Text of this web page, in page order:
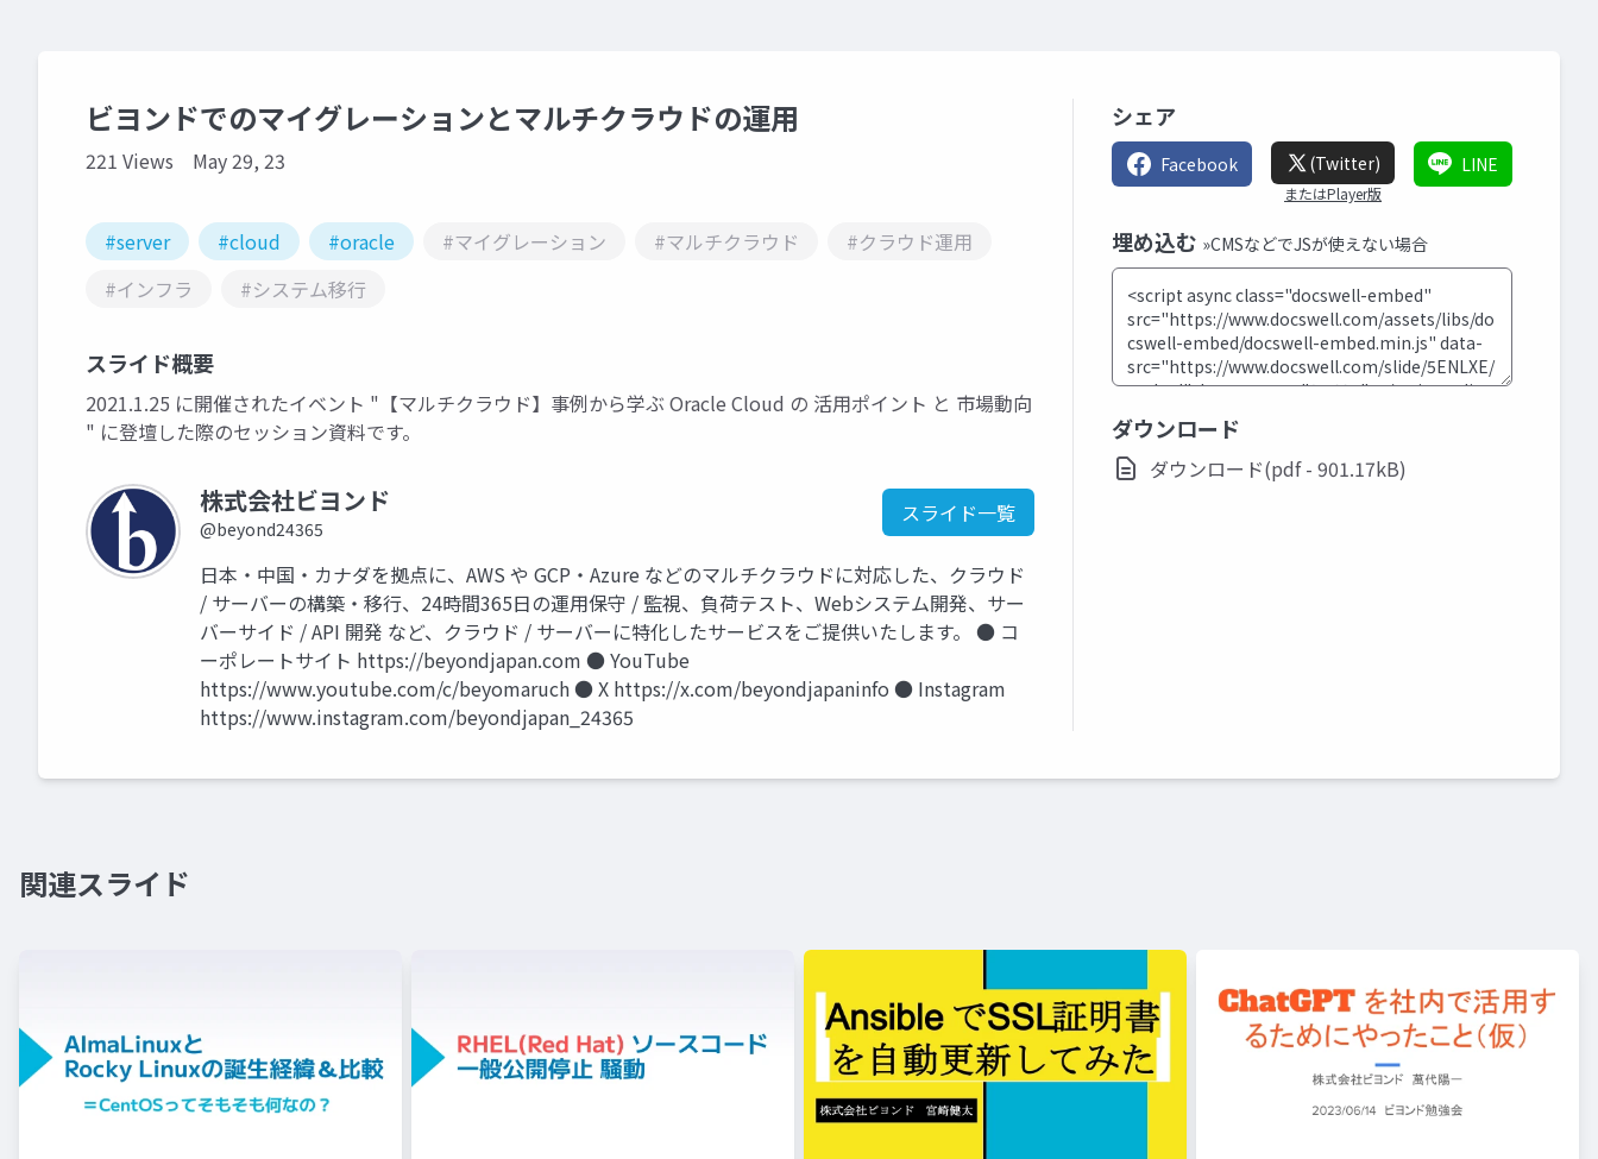
ビヨンドでのマイグレーションとマルチクラウドの運用
221 Views May 29, 23
#server #cloud #oracle #マイグレーション #マルチクラウド
#クラウド運用
#インフラ
#システム移行
スライド概要
2021.1.25 に開催されたイベント "【マルチクラウド】事例から学ぶ Oracle Cloud の 活用ポイント と 市場動向
" に登壇した際のセッション資料です。
株式会社ビヨンド
@beyond24365
スライド一覧
日本・中国・カナダを拠点に、AWS や GCP・Azure などのマルチクラウドに対応した、クラウド
/ サーバーの構築・移行、24時間365日の運用保守 / 監視、負荷テスト、Webシステム開発、サー
バーサイド / API 開発 など、クラウド / サーバーに特化したサービスをご提供いたします。 ● コ
ーポレートサイト https://beyondjapan.com ● YouTube
https://www.youtube.com/c/beyomaruch ● X https://x.com/beyondjapaninfo ● Instagram
https://www.instagram.com/beyondjapan_24365
シェア
Facebook (Twitter)
またはPlayer版
LINE
埋め込む »CMSなどでJSが使えない場合
ダウンロード
ダウンロード(pdf - 901.17kB)
関連スライド